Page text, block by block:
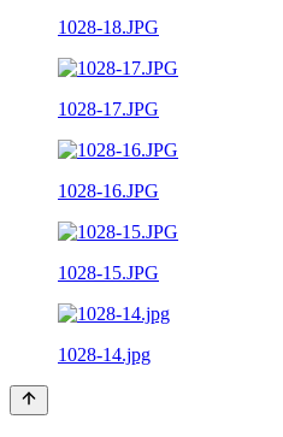
1028-18.JPG
1028-17.JPG
1028-16.JPG
1028-15.JPG
1028-14.jpg